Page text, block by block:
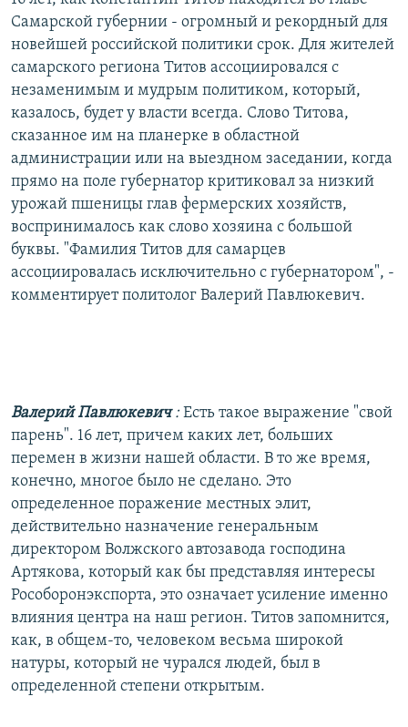
Самарской губернии - огромный и рекордный для
новейшей российской политики срок. Для жителей
самарского региона Титов ассоциировался с
незаменимым и мудрым политиком, который,
казалось, будет у власти всегда. Слово Титова,
сказанное им на планерке в областной
администрации или на выездном заседании, когда
прямо на поле губернатор критиковал за низкий
урожай пшеницы глав фермерских хозяйств,
воспринималось как слово хозяина с большой
буквы. "Фамилия Титов для самарцев
ассоциировалась исключительно с губернатором", -
комментирует политолог Валерий Павлюкевич.
Валерий Павлюкевич:Есть такое выражение "свой
парень". 16 лет, причем каких лет, больших
перемен в жизни нашей области. В то же время,
конечно, многое было не сделано. Это
определенное поражение местных элит,
действительно назначение генеральным
директором Волжского автозавода господина
Артякова, который как бы представляя интересы
Рособоронэкспорта, это означает усиление именно
влияния центра на наш регион. Титов запомнится,
как, в общем-то, человеком весьма широкой
натуры, который не чурался людей, был в
определенной степени открытым.